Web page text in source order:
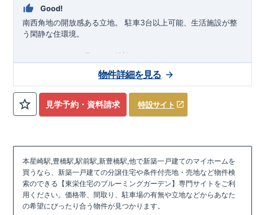
Good!
南西角地の開放感ある立地。 ​駐車3台以上可能、生活施設が整
う閑静な住環境。
スマートフォンで見やすい特設サイトはこちら
見学予約・資料請求 特設サイト
物件詳細を見る
本星崎駅,豊橋駅,駅前駅,新豊橋駅,他で新築一戸建てのマイホームを
買うなら、新築一戸建ての分譲住宅や条件付売地・売地など物件検
索のできる【東栄住宅のブルーミングガーデン】専門サイトをご利
用ください。価格帯、間取り、駐車場の有無や立地などからあなた
の希望にぴったり合う物件が見つかります。